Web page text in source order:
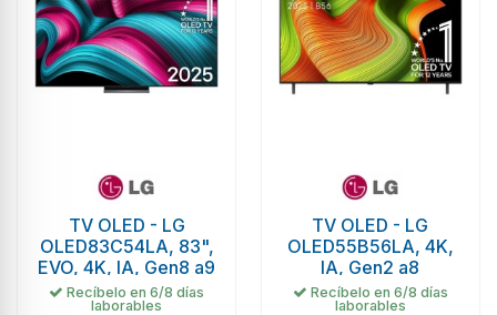
TV OLED - LG
OLED83C54LA, 83",
EVO, 4K, IA, Gen8 a9
Recíbelo en 6/8 días
laborables
TV OLED - LG
OLED55B56LA, 4K,
IA, Gen2 a8
Recíbelo en 6/8 días
laborables